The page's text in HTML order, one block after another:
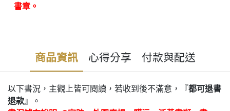
書章。
商品資訊 心得分享 付款與配送
以下書況，主觀上皆可閱讀，若收到後不滿意，『都可退書
退款』。